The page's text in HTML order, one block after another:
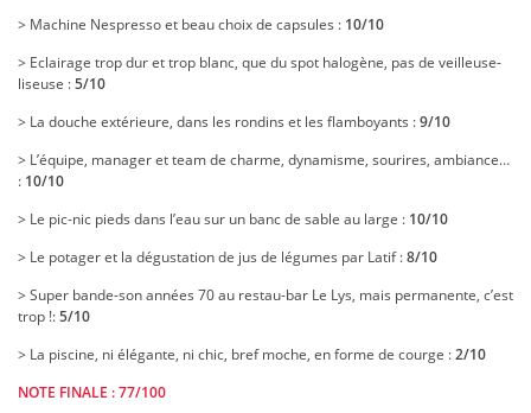
> Machine Nespresso et beau choix de capsules : 10/10
> Eclairage trop dur et trop blanc, que du spot halogène, pas de veilleuse-
liseuse :5/10
> La douche extérieure, dans les rondins et les flamboyants :9/10
> L’équipe, manager et team de charme, dynamisme, sourires, ambiance…
: 10/10
> Le pic-nic pieds dans l’eau sur un banc de sable au large : 10/10
> Le potager et la dégustation de jus de légumes par Latif :8/10
> Super bande-son années 70 au restau-bar Le Lys, mais permanente, c’est
trop !:5/10
> La piscine, ni élégante, ni chic, bref moche, en forme de courge :2/10
NOTE FINALE : 77/100